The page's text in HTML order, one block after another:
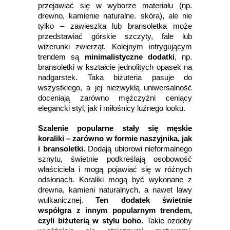
przejawiać się w wyborze materiału (np.
drewno, kamienie naturalne. skóra), ale nie
tylko – zawieszka lub bransoletka może
przedstawiać górskie szczyty, fale lub
wizerunki zwierząt. Kolejnym intrygującym
trendem są minimalistyczne dodatki, np.
bransoletki w kształcie jednolitych opasek na
nadgarstek. Taka biżuteria pasuje do
wszystkiego, a jej niezwykłą uniwersalność
doceniają zarówno mężczyźni ceniący
elegancki styl, jak i miłośnicy luźnego looku.
Szalenie popularne stały się męskie
koraliki – zarówno w formie naszyjnika, jak
i bransoletki. Dodają ubiorowi nieformalnego
sznytu, świetnie podkreślają osobowość
właściciela i mogą pojawiać się w różnych
odsłonach. Koraliki mogą być wykonane z
drewna, kamieni naturalnych, a nawet lawy
wulkanicznej.Ten dodatek świetnie
współgra z innym popularnym trendem,
czyli biżuterią w stylu boho. Takie ozdoby